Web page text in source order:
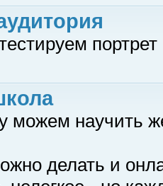
можем научить
делать и